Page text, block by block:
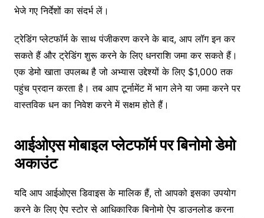
भेजे गए निर्देशों का संदर्भ लें।
ट्रेडिंग प्लेटफॉर्म के साथ पंजीकरण करने के बाद, आप लॉग इन कर
सकते हैं और ट्रेडिंग शुरू करने के लिए धनराशि जमा कर सकते हैं।
एक डेमो खाता उपलब्ध है जो अभ्यास उद्देश्यों के लिए $1,000 तक
पहुंच प्रदान करता है। तब आप टूर्नामेंट में भाग लेने या जमा करने पर
वास्तविक धन का निवेश करने में सक्षम होते हैं।
आईओएस मोबाइल प्लेटफॉर्म पर बिनोमो डेमो
अकाउंट
यदि आप आईओएस डिवाइस के मालिक हैं, तो आपको इसका उपयोग
करने के लिए ऐप स्टोर से आधिकारिक बिनोमो ऐप डाउनलोड करना